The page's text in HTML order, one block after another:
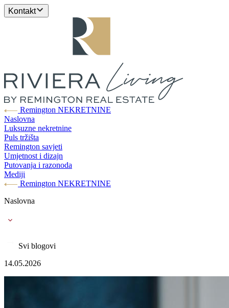
Kontakt
Remington NEKRETNINE
Naslovna
Luksuzne nekretnine
Puls tržišta
Remington savjeti
Umjetnost i dizajn
Putovanja i razonoda
Mediji
Remington NEKRETNINE
Naslovna
Svi blogovi
14.05.2026